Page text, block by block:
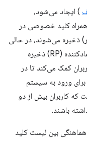
) ایجاد می‌شود،
همراه کلید خصوصی در
ذخیره می‌شوند، در حالی
که اعتبارنامه کلید عمومی در سرور طرف اعتمادکننده (RP) ذخیره
کمک می‌کند تا در
ورود به سیستم
که کاربران بیش از دو
باشند.
بین لیست کلید